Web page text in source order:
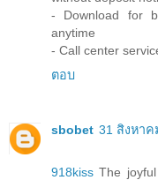
- Download for
anytime
- Call center
ตอบ
sbobet 31 สิงหาค
918kissThe